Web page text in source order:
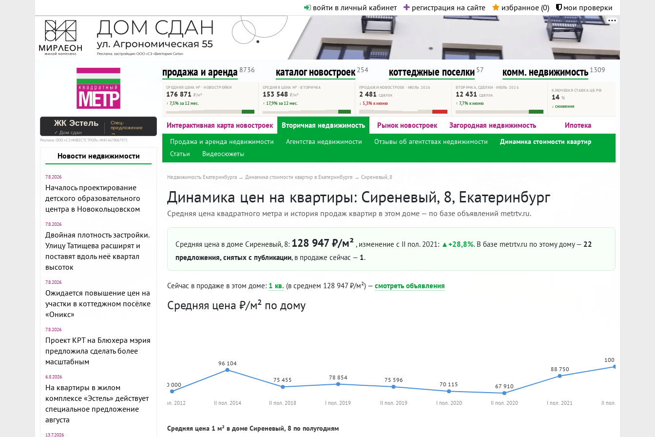
войти в личный кабинет регистрация на сайте избранное (0) мои проверки
На Метре реклама - только нормальная. Никакого шок-контента.
Помогайте независимому ресурсу, как он помогает вам. Удачи!
продажа и аренда 8736 каталог новостроек 254 коттеджные поселки 57 комм. недвижимость 1309
СРЕДНЯЯ ЦЕНА М² · НОВОСТРОЙКИ
176 871 ₽/м²
↑ 7,5% за 12 мес.
СРЕДНЯЯ ЦЕНА М² · ВТОРИЧКА
153 548 ₽/м²
↑ 17,9% за 12 мес.
ПРОДАЖИ НОВОСТРОЕК · ИЮЛЬ 2026
2 481 сделок
↓ 5,3% к июню
ВТОРИЧКА, СДЕЛКИ · ИЮЛЬ 2026
12 431 сделок
↑ 7,7% к июню
КЛЮЧЕВАЯ СТАВКА ЦБ РФ
14%
↓ снижение
ЖК Эстель
✓ Дом сдан
Спец-
предложение
→
Реклама. ООО «СЗ ИНВЕСТСТРОЙ», ИНН 6678067973
Новости недвижимости
7.8.2026
Началось проектирование
детского образовательного
центра в Новокольцовском
7.8.2026
Двойная плотность застройки.
Улицу Татищева расширят и
поставят вдоль неё квартал
высоток
7.8.2026
Ожидается повышение цен на
участки в коттеджном посёлке
«Оникс»
7.8.2026
Проект КРТ на Блюхера мэрия
предложила сделать более
масштабным
6.8.2026
На квартиры в жилом
комплексе «Эстель» действует
специальное предложение
августа
13.7.2026
Интерактивная карта новостроек Вторичная недвижимость Рынок новостроек Загородная недвижимость Ипотека
Продажа и аренда недвижимости Агентства недвижимости Отзывы об агентствах недвижимости
Динамика стоимости квартир
Статьи
Видеосюжеты
Недвижимость Екатеринбурга Динамика стоимости квартир в Екатеринбурге Сиреневый, 8
Динамика цен на квартиры: Сиреневый, 8, Екатеринбург
Средняя цена квадратного метра и история продаж квартир в этом доме — по базе объявлений metrtv.ru.
Средняя цена в доме Сиреневый, 8: 128 947 ₽/м² , изменение с II пол. 2021: +28,8%. В базе metrtv.ru по этому дому — 22
предложения, снятых с публикации, в продаже сейчас — 1.
Сейчас в продаже в этом доме: 1 кв. (в среднем 128 947 ₽/м²) — смотреть объявления
Средняя цена ₽/м² по дому
70 000
96 104
75 455 78 854 75 596
70 115 67 910
88 750
100 132
II пол. 2012 II пол. 2014 II пол. 2018 I пол. 2019 II пол. 2019 I пол. 2020 II пол. 2020 I пол. 2021 II пол. 2021
Средняя цена 1 м² в доме Сиреневый, 8 по полугодиям